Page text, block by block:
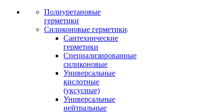
Полиуретановые
герметики
Силиконовые герметики
Сантехнические
герметики
Специализированные
силиконовые
Универсальные
кислотные
(уксусные)
Универсальные
нейтральные